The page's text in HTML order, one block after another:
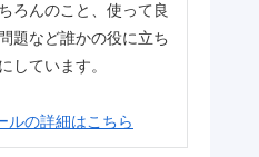
ろんのこと、使って良
題など誰かの役に立ち
しています。
ルの詳細はこちら